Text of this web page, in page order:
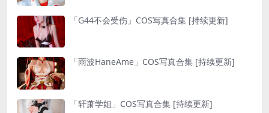
「G44不会受伤」COS写真合集 [持续更新]
「雨波HaneAme」COS写真合集 [持续更新]
「轩萧学姐」COS写真合集 [持续更新]